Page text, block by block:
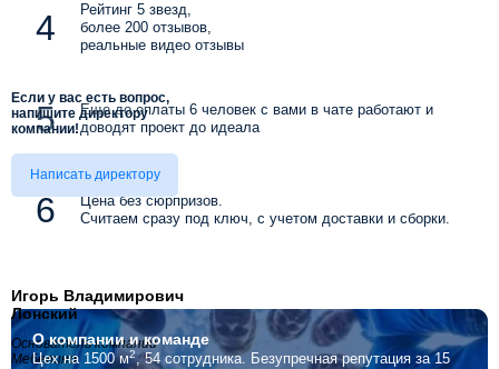
Рейтинг 5 звезд,
более 200 отзывов,
реальные видео отзывы
Еще до оплаты 6 человек с вами в чате работают и
доводят проект до идеала
Цена без сюрпризов.
Считаем сразу под ключ, с учетом доставки и сборки.
Если у вас есть вопрос,
напишите директору
компании!
Написать директору
Игорь Владимирович
Лонский
Основатель компании
Мебелино
О компаниии команде
Цех на 1500 м2, 54 сотрудника. Безупречная репутация за 15